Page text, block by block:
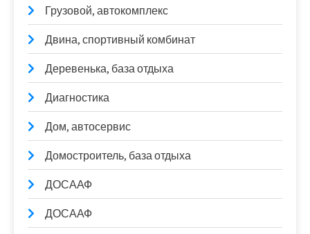
Грузовой, автокомплекс
Двина, спортивный комбинат
Деревенька, база отдыха
Диагностика
Дом, автосервис
Домостроитель, база отдыха
ДОСААФ
ДОСААФ